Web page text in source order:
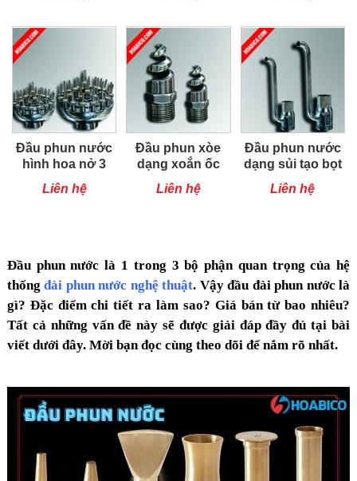
Đầu phun nướclà 1 trong 3 bộ phận quan trọng của hệ
thốngđài phun nước nghệ thuật. Vậy đầu đài phun nước là
gì? Đặc điểm chi tiết ra làm sao? Giá bán từ bao nhiêu?
Tất cả những vấn đề này sẽ được giải đáp đầy đủ tại bài
viết dưới đây. Mời bạn đọc cùng theo dõi để nắm rõ nhất.
Đầu phun nước
hình hoa nở 3
tầng
Liên hệ
Đầu phun xòe
dạng xoắn ốc
Liên hệ
Đầu phun nước
dạng sủi tạo bọt
Liên hệ